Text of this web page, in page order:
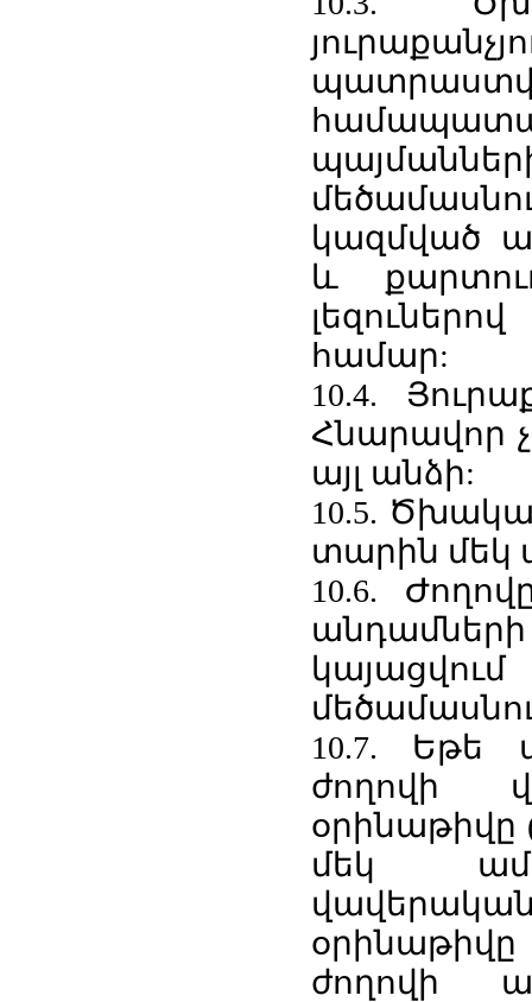
կազմված
և
համար:
10.4.
Հնարավոր
այլ անձի:
10.5.
տարին մեկ
10.6.
10.7. Եթե
ժողովի
օրինաթիվը
մեկ
ժողովի